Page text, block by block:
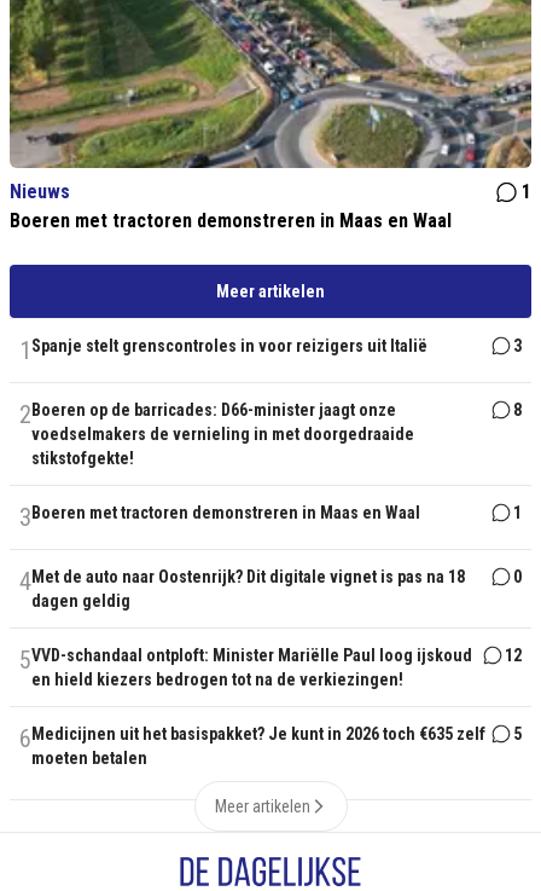
Nieuws
1
Boeren met tractoren demonstreren in Maas en Waal
Meer artikelen
1 Spanje stelt grenscontroles in voor reizigers uit Italië 3
2 Boeren op de barricades: D66-minister jaagt onze
voedselmakers de vernieling in met doorgedraaide
stikstofgekte!
8
3 Boeren met tractoren demonstreren in Maas en Waal 1
4Met de auto naar Oostenrijk? Dit digitale vignet is pas na 18
dagen geldig
0
5VVD-schandaal ontploft: Minister Mariëlle Paul loog ijskoud
en hield kiezers bedrogen tot na de verkiezingen!
12
6 Medicijnen uit het basispakket? Je kunt in 2026 toch €635 zelf
moeten betalen
5
Meer artikelen